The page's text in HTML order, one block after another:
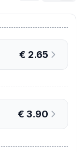
€ 2.65
€ 3.90